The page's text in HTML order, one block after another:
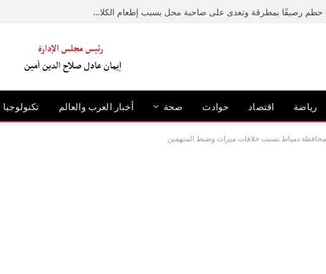
ضبط متهم حطم رصيفًا بمطرقة وتعدى على صاحبة محل بسبب إطعام الكلاب الضالة بالإسكندرية
رياضة اقتصاد حوادث صحة أخبار العرب والعالم تكنولوجيا
دمياط بسبب خلافات ميراث وضبط المتهمين